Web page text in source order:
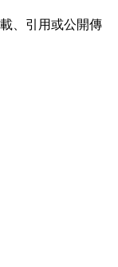
、引用或公開傳